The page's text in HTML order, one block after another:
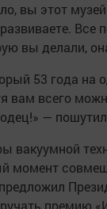
вы этот
Все
вы делали,
53 года на
вам всего
—
вакуумной
момент